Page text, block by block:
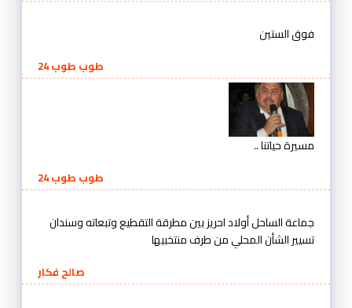
فوق الستين
طوب طوب 24
مسيرة حياتنا ..
طوب طوب 24
جماعة الساحل أولاد احريز بين مطرقة التقطيع وتبعاته وسندان
تسيير الشأن المحلي من طرف منتخبيها
صالح فكار